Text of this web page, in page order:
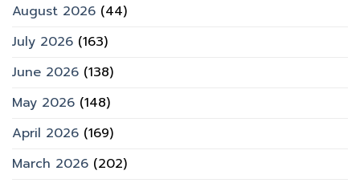
August 2026 (44)
July 2026 (163)
June 2026 (138)
May 2026 (148)
April 2026 (169)
March 2026 (202)